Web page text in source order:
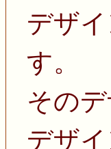
デザ
す。
その
デザ